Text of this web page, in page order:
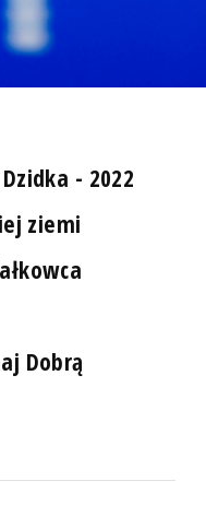
- 2022
ziemi
Dobrą